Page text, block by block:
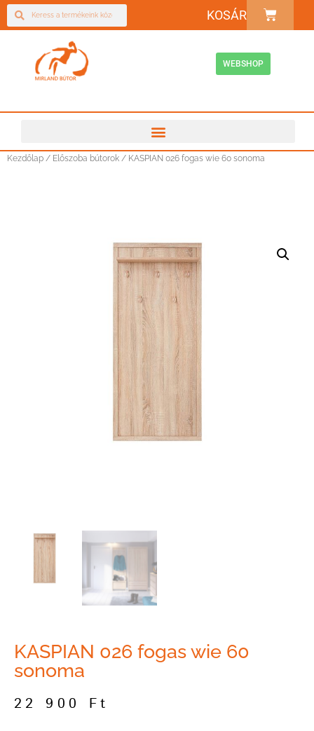
KOSÁR
WEBSHOP
Kezdőlap / Előszoba bútorok / KASPIAN 026 fogas wie 60 sonoma
KASPIAN 026 fogas wie 60
sonoma
22 900 Ft